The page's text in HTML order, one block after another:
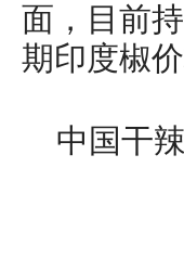
面，目前
期印度椒
中国干